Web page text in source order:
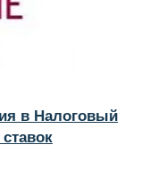
в Налоговый